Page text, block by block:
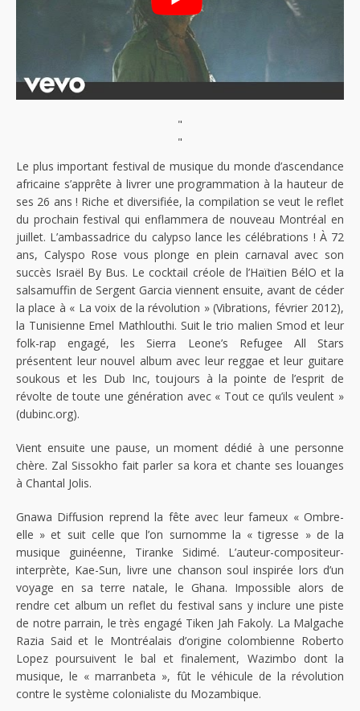
"
"
Le plus important festival de musique du monde d’ascendance
africaine s’apprête à livrer une programmation à la hauteur de
ses 26 ans ! Riche et diversifiée, la compilation se veut le reflet
du prochain festival qui enflammera de nouveau Montréal en
juillet. L’ambassadrice du calypso lance les célébrations ! À 72
ans, Calyspo Rose vous plonge en plein carnaval avec son
succès Israël By Bus. Le cocktail créole de l’Haïtien BélO et la
salsamuffin de Sergent Garcia viennent ensuite, avant de céder
la place à « La voix de la révolution » (Vibrations, février 2012),
la Tunisienne Emel Mathlouthi. Suit le trio malien Smod et leur
folk-rap engagé, les Sierra Leone’s Refugee All Stars
présentent leur nouvel album avec leur reggae et leur guitare
soukous et les Dub Inc, toujours à la pointe de l’esprit de
révolte de toute une génération avec « Tout ce qu’ils veulent »
(dubinc.org).
Vient ensuite une pause, un moment dédié à une personne
chère. Zal Sissokho fait parler sa kora et chante ses louanges
à Chantal Jolis.
Gnawa Diffusion reprend la fête avec leur fameux « Ombre-
elle » et suit celle que l’on surnomme la « tigresse » de la
musique guinéenne, Tiranke Sidimé. L’auteur-compositeur-
interprète, Kae-Sun, livre une chanson soul inspirée lors d’un
voyage en sa terre natale, le Ghana. Impossible alors de
rendre cet album un reflet du festival sans y inclure une piste
de notre parrain, le très engagé Tiken Jah Fakoly. La Malgache
Razia Said et le Montréalais d’origine colombienne Roberto
Lopez poursuivent le bal et finalement, Wazimbo dont la
musique, le « marranbeta », fût le véhicule de la révolution
contre le système colonialiste du Mozambique.